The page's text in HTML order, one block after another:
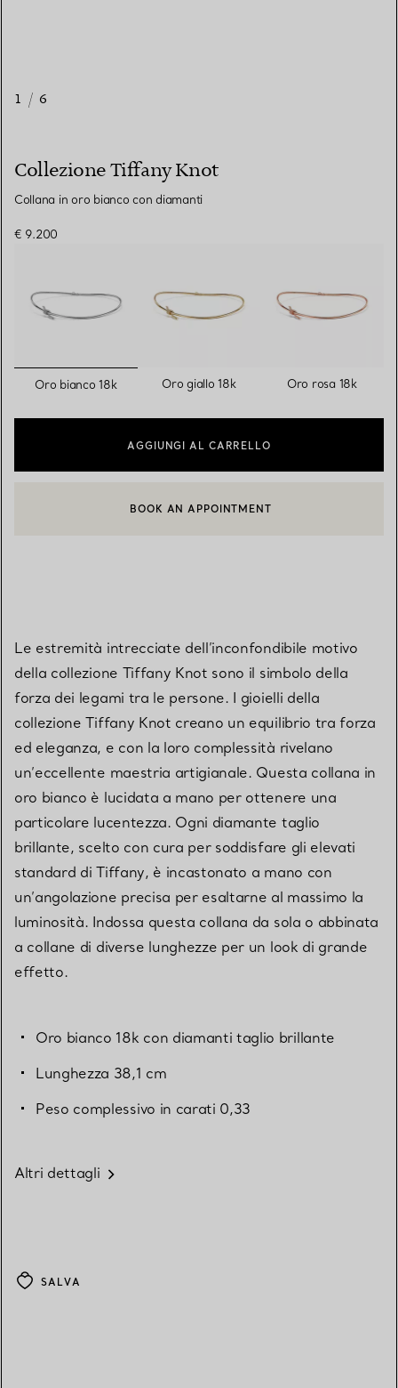
1 / 6
Collezione Tiffany Knot
Collana in oro bianco con diamanti
€ 9.200
selezionato/i
Oro bianco 18k Oro giallo 18k Oro rosa 18k
AGGIUNGI AL CARRELLO
CONTATTA UN CONSULENTE CLIENTI O PRENOTA UN
BOOK AN APPOINTMENT
Le estremità intrecciate dell’inconfondibile motivo
della collezione Tiffany Knot sono il simbolo della
forza dei legami tra le persone. I gioielli della
collezione Tiffany Knot creano un equilibrio tra forza
ed eleganza, e con la loro complessità rivelano
un’eccellente maestria artigianale. Questa collana in
oro bianco è lucidata a mano per ottenere una
particolare lucentezza. Ogni diamante taglio
brillante, scelto con cura per soddisfare gli elevati
standard di Tiffany, è incastonato a mano con
un’angolazione precisa per esaltarne al massimo la
luminosità. Indossa questa collana da sola o abbinata
a collane di diverse lunghezze per un look di grande
effetto.
Oro bianco 18k con diamanti taglio brillante
Lunghezza 38,1 cm
Peso complessivo in carati 0,33
Altri dettagli
SALVA